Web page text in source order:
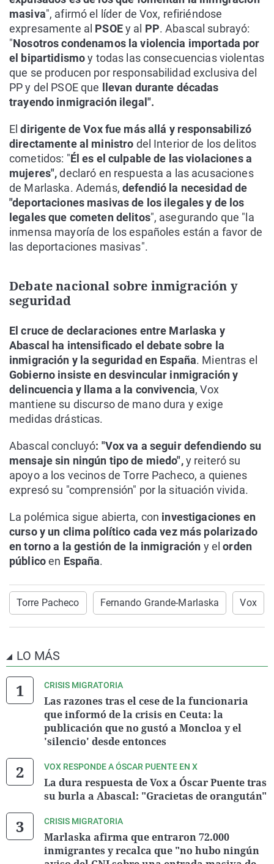
masiva", afirmó el líder de Vox, refiriéndose
expresamente al PSOEy al PP. Abascal subrayó:
"Nosotros condenamos la violencia importada por
el bipartidismoy todas las consecuencias violentas
que se producen por responsabilidad exclusiva del
PP y del PSOE que
llevan durante décadas
trayendo inmigración ilegal".
Eldirigente de Vox fue más allá y responsabilizó
directamente al ministro del Interior de los delitos
cometidos: "Él es el culpable de las violaciones a
mujeres",declaró en respuesta a las acusaciones
de Marlaska. Además, defendió la necesidad de
"deportaciones masivas de los ilegales y de los
legales que cometen delitos", asegurando que "la
inmensa mayoría de los españoles están a favor de
las deportaciones masivas".
Debate nacional sobre inmigración y
seguridad
El cruce de declaraciones entre Marlaska y
Abascal ha intensificado el debate sobre la
inmigración y la seguridad en España. Mientras el
Gobierno insiste en desvincular inmigración y
delincuencia y llama a la convivencia, Vox
mantiene su discurso de mano dura y exige
medidas drásticas.
Abascal concluyó: "Vox va a seguir defendiendo su
mensaje sin ningún tipo de miedo",y reiteró su
apoyo a los vecinos de Torre Pacheco, a quienes
expresó su "comprensión" por la situación vivida.
La polémica sigue abierta, con investigaciones en
curso y un clima político cada vez más polarizado
en torno a la gestión de la inmigración y elorden
públicoen España.
Torre Pacheco Fernando Grande-Marlaska Vox
LO MÁS
CRISIS MIGRATORIA
Las razones tras el cese de la funcionaria
que informó de la crisis en Ceuta: la
publicación que no gustó a Moncloa y el
'silencio' desde entonces
VOX RESPONDE A ÓSCAR PUENTE EN X
La dura respuesta de Vox a Óscar Puente tras
su burla a Abascal: "Gracietas de orangután"
CRISIS MIGRATORIA
Marlaska afirma que entraron 72.000
inmigrantes y recalca que "no hubo ningún